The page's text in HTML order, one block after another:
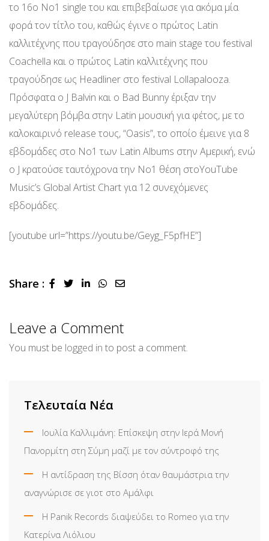
το 16ο Νο1 single του και επιβεβαίωσε για ακόμα μία
φορά τον τίτλο του, καθώς έγινε ο πρώτος Latin
καλλιτέχνης που τραγούδησε στο main stage του festival
Coachella και ο πρώτος Latin καλλιτέχνης που
τραγούδησε ως Headliner στο festival Lollapalooza.
Πρόσφατα ο J Balvin και ο Bad Bunny έριξαν την
μεγαλύτερη βόμβα στην Latin μουσική για φέτος, με το
καλοκαιρινό release τους, “Oasis”, το οποίο έμεινε για 8
εβδομάδες στο Νο1 των Latin Albums στην Αμερική, ενώ
ο J κρατούσε ταυτόχρονα την Νο1 θέση στοYouTube
Music’s Global Artist Chart για 12 συνεχόμενες
εβδομάδες.
[youtube url=”https://youtu.be/Geyg_F5pfHE”]
Share : LinkedInWhatsapp
Share
Leave a Comment
You must be logged in to post a comment.
Τελευταία Νέα
Ιουλία Καλλιμάνη: Επίσκεψη στην Ιερά Μονή
Πανορμίτη στη Σύμη μαζί με τον σύντροφό της
Η αντίδραση της Βίσση όταν θαυμάστρια την
αναγνώρισε σε γιοτ στο Αμάλφι
Η Panik Records διαψεύδει το Romeo για την
Κατερίνα Λιόλιου